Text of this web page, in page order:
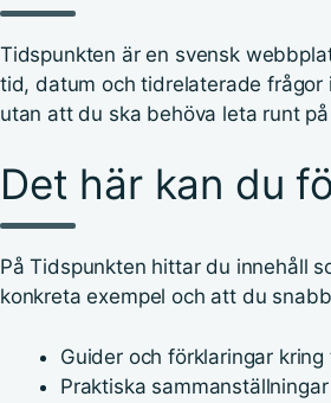
Tidspunkten är en svensk
tid, datum och tidrelaterade
utan att du ska behöva leta runt
Det här kan du
På Tidspunkten hittar du innehåll
konkreta exempel och att du
Guider och förklaringar
Praktiska